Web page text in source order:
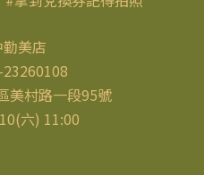
勤美店
美村路一段95號
六) 11:00